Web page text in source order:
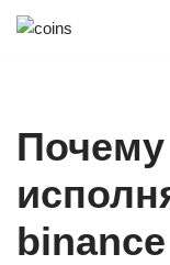
binance